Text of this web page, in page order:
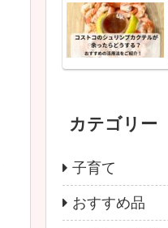
カテゴリー
子育て
おすすめ品